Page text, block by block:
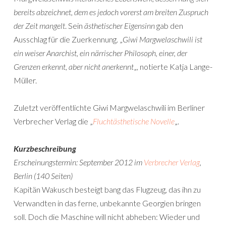
bereits abzeichnet, dem es jedoch vorerst am breiten Zuspruch
der Zeit mangelt. Sein ästhetischer Eigensinngab den
Ausschlag für die Zuerkennung. „Giwi Margwelaschwili ist
ein weiser Anarchist, ein närrischer Philosoph, einer, der
Grenzen erkennt, aber nicht anerkennt„, notierte Katja Lange-
Müller.
Zuletzt veröffentlichte Giwi Margwelaschwili im Berliner
Verbrecher Verlag die „Fluchtästhetische Novelle„.
Kurzbeschreibung
Erscheinungstermin: September 2012 im Verbrecher Verlag,
Berlin (140 Seiten)
Kapitän Wakusch besteigt bang das Flugzeug, das ihn zu
Verwandten in das ferne, unbekannte Georgien bringen
soll. Doch die Maschine will nicht abheben: Wieder und